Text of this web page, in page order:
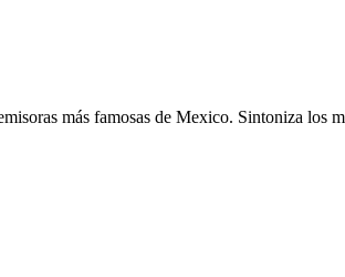
más famosas de Mexico. Sintoniza los